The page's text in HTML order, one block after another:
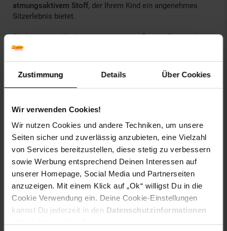
Zustimmung Details Über Cookies
Wir verwenden Cookies!
Wir nutzen Cookies und andere Techniken, um unsere
Seiten sicher und zuverlässig anzubieten, eine Vielzahl
von Services bereitzustellen, diese stetig zu verbessern
sowie Werbung entsprechend Deinen Interessen auf
unserer Homepage, Social Media und Partnerseiten
anzuzeigen. Mit einem Klick auf „Ok“ willigst Du in die
Cookie Verwendung ein. Deine Cookie-Einstellungen
kannst Du jederzeit in den Datenschutzinformationen
atmungsaktivem Stoff, der Ihrem Kind ein angenehmes
Sitzerlebnis bietet.
Ob drinnen im Kinderzimmer oder draußen im Garten, die
KIDIZ Babyholzschaukel ist für jeden Einsatzbereich
sicher schaukeln kann, ohne das Gleichgewicht zu
verlieren.
erstklassige Kombination aus Sicherheit, Komfort und
Langlebigkeit. Mit ihrem durchdachten Design und
hochwertigen Materialien ist sie die perfekte Wahl für
Eltern, die ihren Kindern unbeschwerte Spielmomente
schenken möchten. Entdecken Sie noch heute die Freude
am Schaukeln mit der KIDIZ Babyholzschaukel!
Produkt-Highlights:
• Robuste Seilkonstruktion und strapazierfähige Metallringe
• Sicherer Gurt mit einfach zu bedienendem Klickverschluss
für zuverlässigen Fallschutz